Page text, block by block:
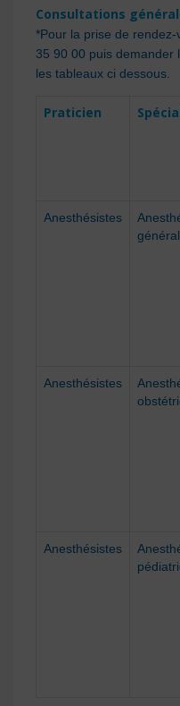
Consultations
*Pour la prise de
35 90 00 puis demander
les tableaux ci dessous.
Praticien
Anesthésistes
Anesthésistes
Anesthésistes